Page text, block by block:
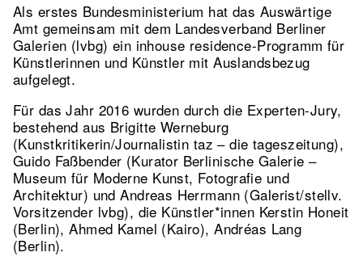
Als erstes Bundesministerium hat das Auswärtige
Amt gemeinsam mit dem Landesverband Berliner
Galerien (lvbg) ein inhouse residence-Programm für
Künstlerinnen und Künstler mit Auslandsbezug
aufgelegt.
Für das Jahr 2016 wurden durch die Experten-Jury,
bestehend aus Brigitte Werneburg
(Kunstkritikerin/Journalistin taz – die tageszeitung),
Guido Faßbender (Kurator Berlinische Galerie –
Museum für Moderne Kunst, Fotografie und
Architektur) und Andreas Herrmann (Galerist/stellv.
Vorsitzender lvbg), die Künstler*innen Kerstin Honeit
(Berlin), Ahmed Kamel (Kairo), Andréas Lang
(Berlin).